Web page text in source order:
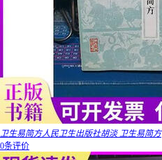
卫生易简方人民卫生出版社胡淡 卫生易简方
0条评价